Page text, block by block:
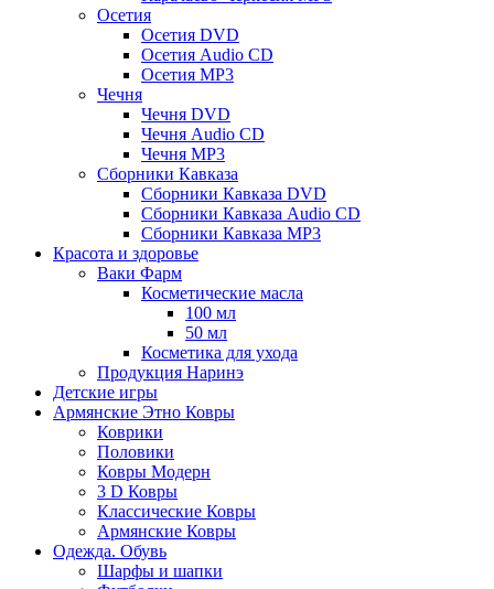
Осетия
Осетия DVD
Осетия Audio CD
Осетия MP3
Чечня
Чечня DVD
Чечня Audio CD
Чечня MP3
Сборники Кавказа
Сборники Кавказа DVD
Сборники Кавказа Audio CD
Сборники Кавказа MP3
Красота и здоровье
Ваки Фарм
Косметические масла
100 мл
50 мл
Косметика для ухода
Продукция Наринэ
Детские игры
Армянские Этно Ковры
Коврики
Половики
Ковры Модерн
3 D Ковры
Классические Ковры
Армянские Ковры
Одежда. Обувь
Шарфы и шапки